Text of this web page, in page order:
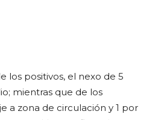
los positivos, el nexo de 5
mientras que de los
a zona de circulación y 1 por